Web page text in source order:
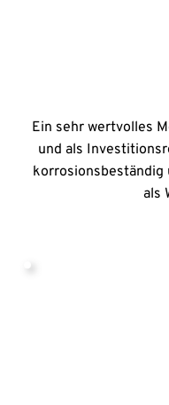
Ein sehr wertvolles
und als
korrosionsbeständig
als